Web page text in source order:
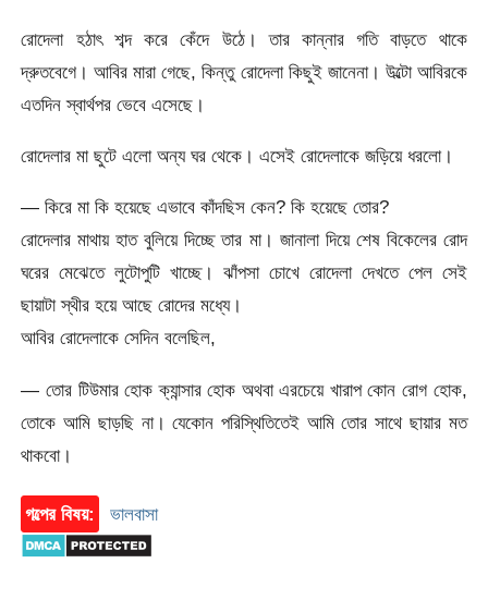
রোদেলা হঠাৎ শব্দ করে কেঁদে উঠে। তার কান্নার গতি বাড়তে থাকে
দ্রুতবেগে। আবির মারা গেছে, কিন্তু রোদেলা কিছুই জানেনা। উল্টো আবিরকে
এতদিন স্বার্থপর ভেবে এসেছে।
রোদেলার মা ছুটে এলো অন্য ঘর থেকে। এসেই রোদেলাকে জড়িয়ে ধরলো।
— কিরে মা কি হয়েছে এভাবে কাঁদছিস কেন? কি হয়েছে তোর?
রোদেলার মাথায় হাত বুলিয়ে দিচ্ছে তার মা। জানালা দিয়ে শেষ বিকেলের রোদ
ঘরের মেঝেতে লুটোপুটি খাচ্ছে। ঝাঁপসা চোখে রোদেলা দেখতে পেল সেই
ছায়াটা স্থীর হয়ে আছে রোদের মধ্যে।
আবির রোদেলাকে সেদিন বলেছিল,
— তোর টিউমার হোক ক্যান্সার হোক অথবা এরচেয়ে খারাপ কোন রোগ হোক,
তোকে আমি ছাড়ছি না। যেকোন পরিস্থিতিতেই আমি তোর সাথে ছায়ার মত
থাকবো।
গল্পের বিষয়: ভালবাসা